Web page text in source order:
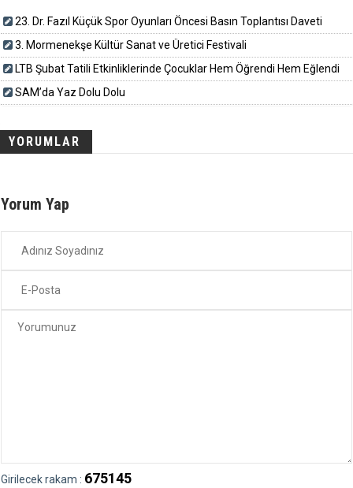
23. Dr. Fazıl Küçük Spor Oyunları Öncesi Basın Toplantısı Daveti
3. Mormenekşe Kültür Sanat ve Üretici Festivali
LTB Şubat Tatili Etkinliklerinde Çocuklar Hem Öğrendi Hem Eğlendi
SAM’da Yaz Dolu Dolu
YORUMLAR
Yorum Yap
Girilecek rakam : 675145